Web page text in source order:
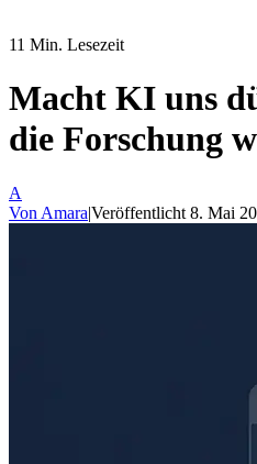
11 Min. Lesezeit
Macht KI uns
die Forschung
A
Von Amara|Veröffentlicht 8. Mai